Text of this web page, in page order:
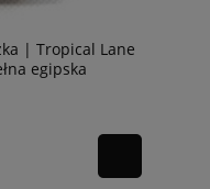
| Tropical Lane
egipska